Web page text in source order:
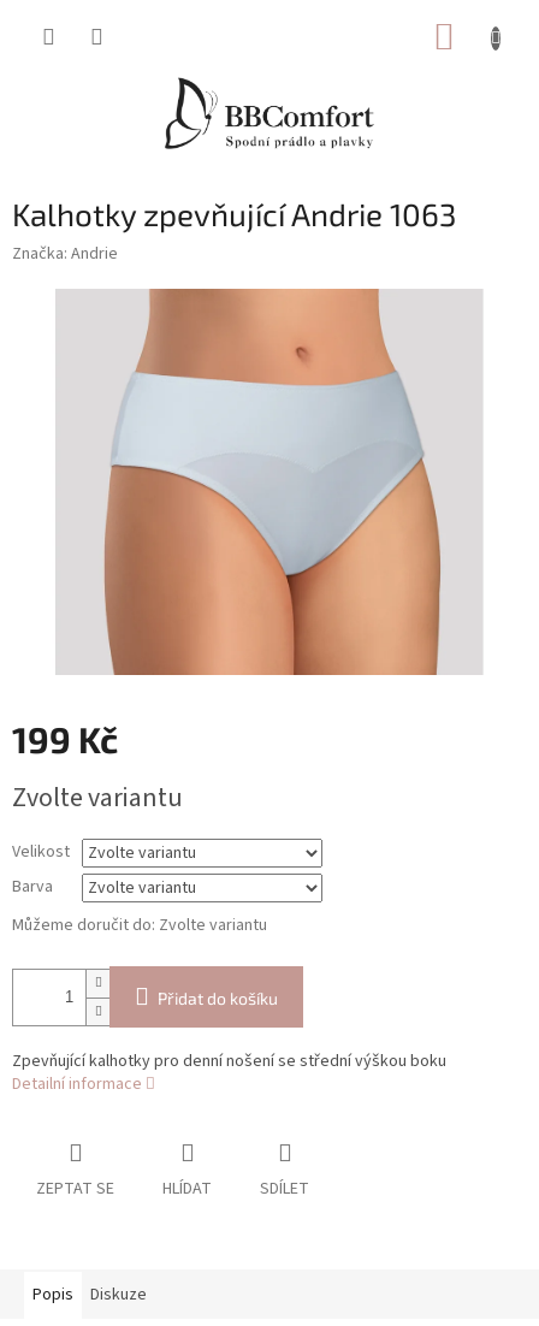
Kalhotky zpevňující Andrie 1063
Značka: Andrie
199 Kč
cena:
Zvolte variantu
Velikost
Barva
Můžeme doručit do: Zvolte variantu
Přidat do košíku
Zpevňující kalhotky pro denní nošení se střední výškou boku
Detailní informace
ZEPTAT SE HLÍDAT SDÍLET
Popis Diskuze